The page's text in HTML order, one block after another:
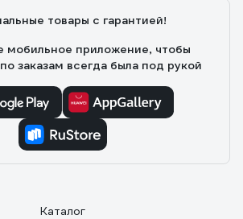
товары с гарантией!
мобильное приложение, чтобы
заказам всегда была под рукой
Каталог